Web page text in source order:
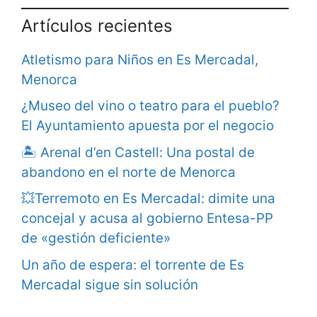
Artículos recientes
Atletismo para Niños en Es Mercadal,
Menorca
¿Museo del vino o teatro para el pueblo?
El Ayuntamiento apuesta por el negocio
🏝️ Arenal d’en Castell: Una postal de
abandono en el norte de Menorca
💥Terremoto en Es Mercadal: dimite una
concejal y acusa al gobierno Entesa-PP
de «gestión deficiente»
Un año de espera: el torrente de Es
Mercadal sigue sin solución